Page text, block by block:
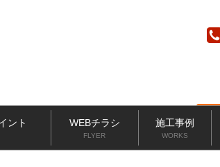
ント WEBチラシ
FLYER
施工事例
WORKS